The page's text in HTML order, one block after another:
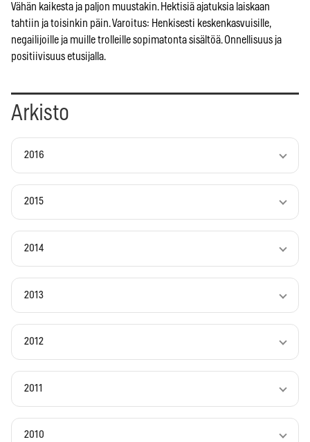
Vähän kaikesta ja paljon muustakin. Hektisiä ajatuksia laiskaan
tahtiin ja toisinkin päin. Varoitus: Henkisesti keskenkasvuisille,
negailijoille ja muille trolleille sopimatonta sisältöä. Onnellisuus ja
positiivisuus etusijalla.
Arkisto
2016
2015
2014
2013
2012
2011
2010